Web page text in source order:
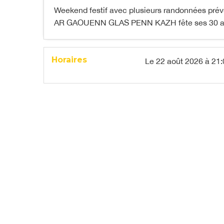
Weekend festif avec plusieurs randonnées
AR GAOUENN GLAS PENN KAZH fête ses 30
Horaires Le 22 août 2026 à